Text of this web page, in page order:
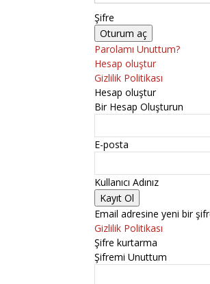
Şifre
Parolamı Unuttum?
Hesap oluştur
Gizlilik Politikası
Hesap oluştur
Bir Hesap Oluşturun
E-posta
Kullanıcı Adınız
Email adresine yeni bir
Gizlilik Politikası
Şifre kurtarma
Şifremi Unuttum